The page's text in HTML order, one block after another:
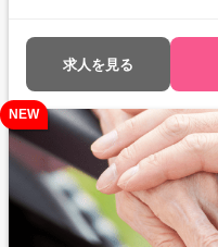
求人を見る
NEW